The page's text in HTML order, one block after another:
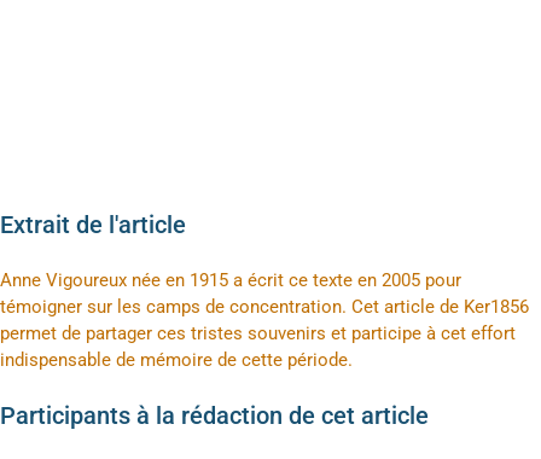
Extrait de l'article
Anne Vigoureux née en 1915 a écrit ce texte en 2005 pour
témoigner sur les camps de concentration. Cet article de Ker1856
permet de partager ces tristes souvenirs et participe à cet effort
indispensable de mémoire de cette période.
Participants à la rédaction de cet article